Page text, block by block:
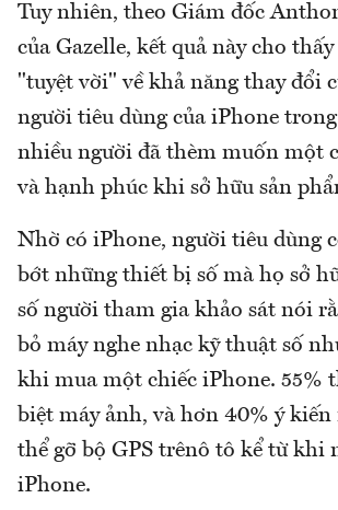
Tuy nhiên, theo Giám đốc
của Gazelle, kết quả này cho
"tuyệt vời" về khả năng thay đổi
người tiêu dùng của iPhone
nhiều người đã thèm muốn một
và hạnh phúc khi sở hữu sản
Nhờ có iPhone, người tiêu dùng
bớt những thiết bị số mà họ sở
số người tham gia khảo sát nói
bỏ máy nghe nhạc kỹ thuật số
khi mua một chiếc iPhone. 55%
biệt máy ảnh, và hơn 40% ý kiến
thể gỡ bộ GPS trênô tô kể từ khi
iPhone.